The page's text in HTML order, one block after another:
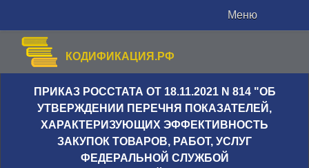
Меню
КОДИФИКАЦИЯ.РФ
ПРИКАЗ РОССТАТА ОТ 18.11.2021 N 814 "ОБ
УТВЕРЖДЕНИИ ПЕРЕЧНЯ ПОКАЗАТЕЛЕЙ,
ХАРАКТЕРИЗУЮЩИХ ЭФФЕКТИВНОСТЬ
ЗАКУПОК ТОВАРОВ, РАБОТ, УСЛУГ
ФЕДЕРАЛЬНОЙ СЛУЖБОЙ